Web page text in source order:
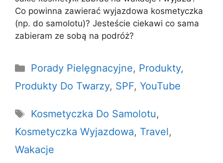
Co powinna zawierać wyjazdowa kosmetyczka
(np. do samolotu)? Jesteście ciekawi co sama
zabieram ze sobą na podróż?
Kategorie
Porady Pielęgnacyjne, Produkty,
Produkty Do Twarzy, SPF, YouTube
Tagi
Kosmetyczka Do Samolotu,
Kosmetyczka Wyjazdowa, Travel,
Wakacje